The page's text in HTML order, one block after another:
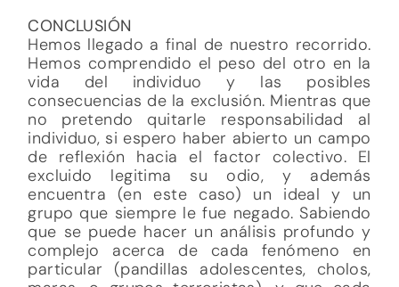
CONCLUSIÓN
Hemos llegado a final de nuestro recorrido.
Hemos comprendido el peso del otro en la
vida del individuo y las posibles
consecuencias de la exclusión. Mientras que
no pretendo quitarle responsabilidad al
individuo, si espero haber abierto un campo
de reflexión hacia el factor colectivo. El
excluido legitima su odio, y además
encuentra (en este caso) un ideal y un
grupo que siempre le fue negado. Sabiendo
que se puede hacer un análisis profundo y
complejo acerca de cada fenómeno en
particular (pandillas adolescentes, cholos,